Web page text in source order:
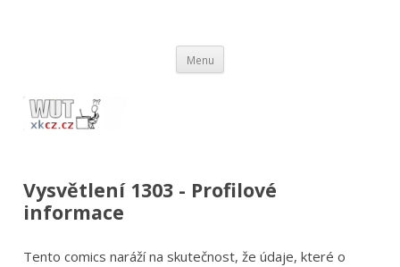
Menu
Vysvětlení 1303 - Profilové
informace
Tento comics naráží na skutečnost, že údaje, které o